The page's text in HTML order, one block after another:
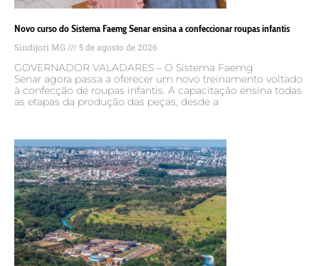
Novo curso do Sistema Faemg Senar ensina a confeccionar roupas infantis
Sindijori MG 5 de agosto de 2026
GOVERNADOR VALADARES – O Sistema Faemg
Senar agora passa a oferecer um novo treinamento voltado
à confecção de roupas infantis. A capacitação ensina todas
as etapas da produção das peças, desde a